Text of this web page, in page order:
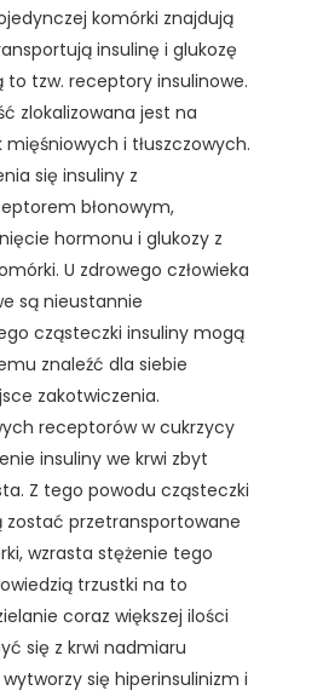
komórki znajdują
insulinę i glukozę
to tzw. receptory insulinowe.
zlokalizowana jest na
i tłuszczowych.
się insuliny z
błonowym,
hormonu i glukozy z
U zdrowego człowieka
są nieustannie
cząsteczki insuliny mogą
znaleźć dla siebie
zakotwiczenia.
receptorów w cukrzycy
insuliny we krwi zbyt
Z tego powodu cząsteczki
zostać przetransportowane
wzrasta stężenie tego
trzustki na to
coraz większej ilości
się z krwi nadmiaru
się hiperinsulinizm i